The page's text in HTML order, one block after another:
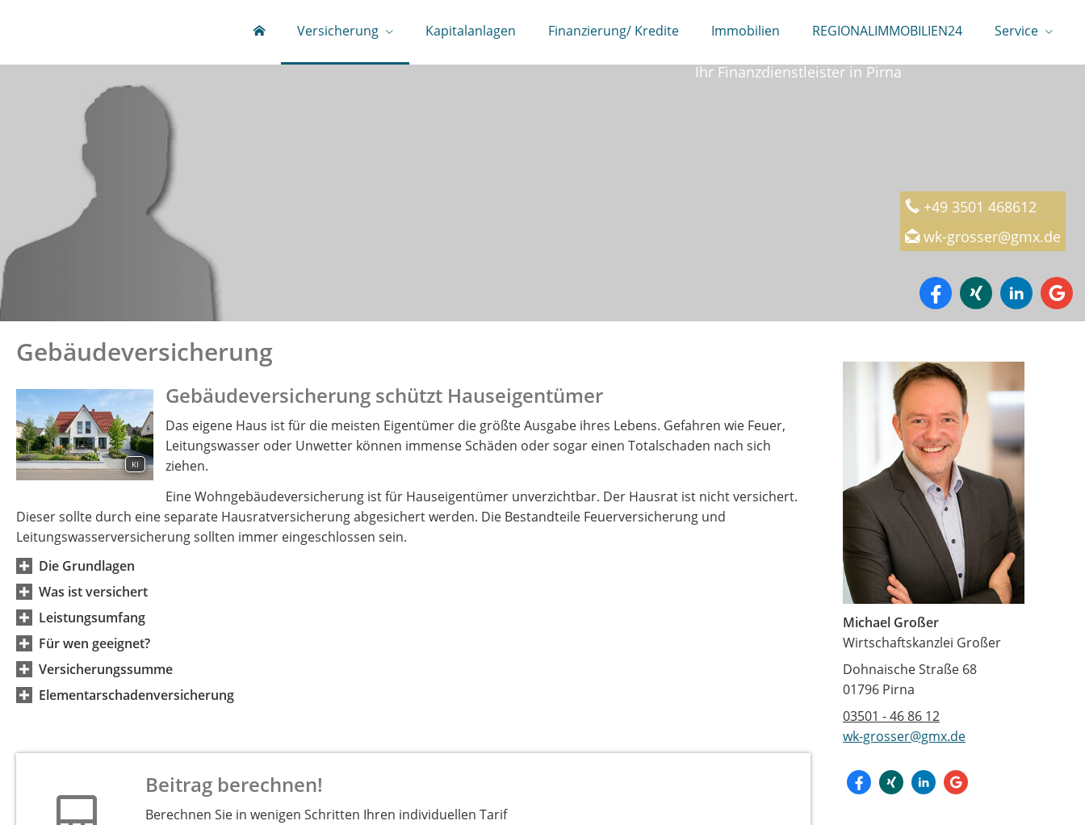
Versicherung Kapitalanlagen Finanzierung/ Kredite Immobilien REGIONALIMMOBILIEN24 Service
Ihr Finanzdienstleister in Pirna
+49 3501 468612
wk-grosser@gmx.de
Michael Großer
Wirtschaftskanzlei Großer
Dohnaische Straße 68
01796 Pirna
03501 - 46 86 12
wk-grosser@gmx.de
Gebäudeversicherung
KI
Gebäudeversicherung schützt Hauseigentümer
Das eigene Haus ist für die meisten Eigentümer die größte Ausgabe ihres Lebens. Gefahren wie Feuer,
Leitungswasser oder Unwetter können immense Schäden oder sogar einen Totalschaden nach sich
ziehen.
Eine Wohngebäudeversicherung ist für Hauseigentümer unverzichtbar. Der Hausrat ist nicht versichert.
Dieser sollte durch eine separate Hausratversicherung abgesichert werden. Die Bestandteile Feuerversicherung und
Leitungswasserversicherung sollten immer eingeschlossen sein.
Die Grundlagen
Was ist versichert
Leistungsumfang
Für wen geeignet?
Versicherungssumme
Elementarschadenversicherung
Beitrag berechnen!
Berechnen Sie in wenigen Schritten Ihren individuellen Tarif